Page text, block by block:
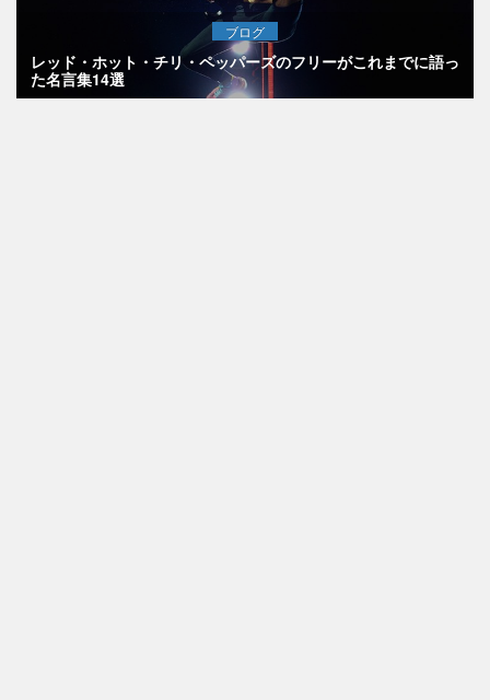
ブログ
レッド・ホット・チリ・ペッパーズのフリーがこれまでに語っ
た名言集14選